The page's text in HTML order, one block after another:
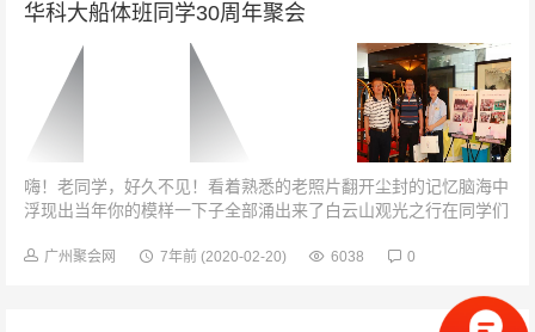
华科大船体班同学30周年聚会
嗨！老同学，好久不见！看着熟悉的老照片翻开尘封的记忆脑海中
浮现出当年你的模样一下子全部涌出来了白云山观光之行在同学们
意气风发刻苦学习并肩努力往...
广州聚会网 7年前 (2020-02-20) 6038 0